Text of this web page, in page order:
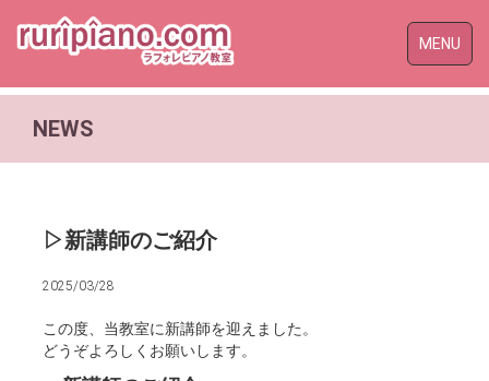
Toggle
MENU
NEWS
▷新講師のご紹介
2025/03/28
この度、当教室に新講師を迎えました。
どうぞよろしくお願いします。